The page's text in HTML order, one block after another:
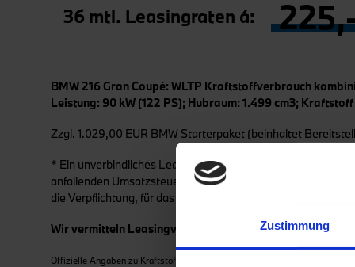
Zustimmung
36 mtl. Leasingraten á:
BMW216 Gran Coupé: WLTP Kraftstoffverbrauch
Leistung: 90 kW (122 PS); Hubraum: 1.499 cm3;
Zzgl. 1.029,00 EUR BMW Starterpaket (beinhaltet
* Ein unverbindliches Leasingbeispiel der BMW Bank
anfallenden Umsatzsteuer. Dieses Angebot gilt nicht für
die Verpflichtung, für das Fahrzeug eine
Wir vermitteln Leasingverträge ausschließlich an die
Offizielle Angaben zu Kraftstoffverbrauch und CO2-Emissionen wurden